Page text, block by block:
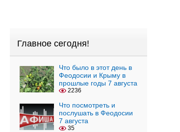
Главное сегодня!
Что было в этот день в
Феодосии и Крыму в
прошлые годы 7 августа
2236
Что посмотреть и
послушать в Феодосии
7 августа
35